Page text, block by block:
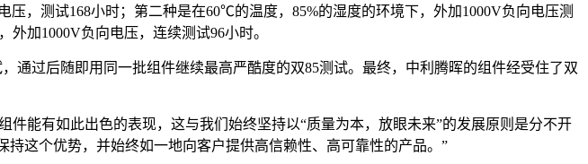
，测试168小时；第二种是在60℃的温度，85%的湿度的环境下，外加1000V负向电压测
加1000V负向电压，连续测试96小时。
过后随即用同一批组件继续最高严酷度的双85测试。最终，中利腾晖的组件经受住了双
能有如此出色的表现，这与我们始终坚持以“质量为本，放眼未来”的发展原则是分不开
这个优势，并始终如一地向客户提供高信赖性、高可靠性的产品。”